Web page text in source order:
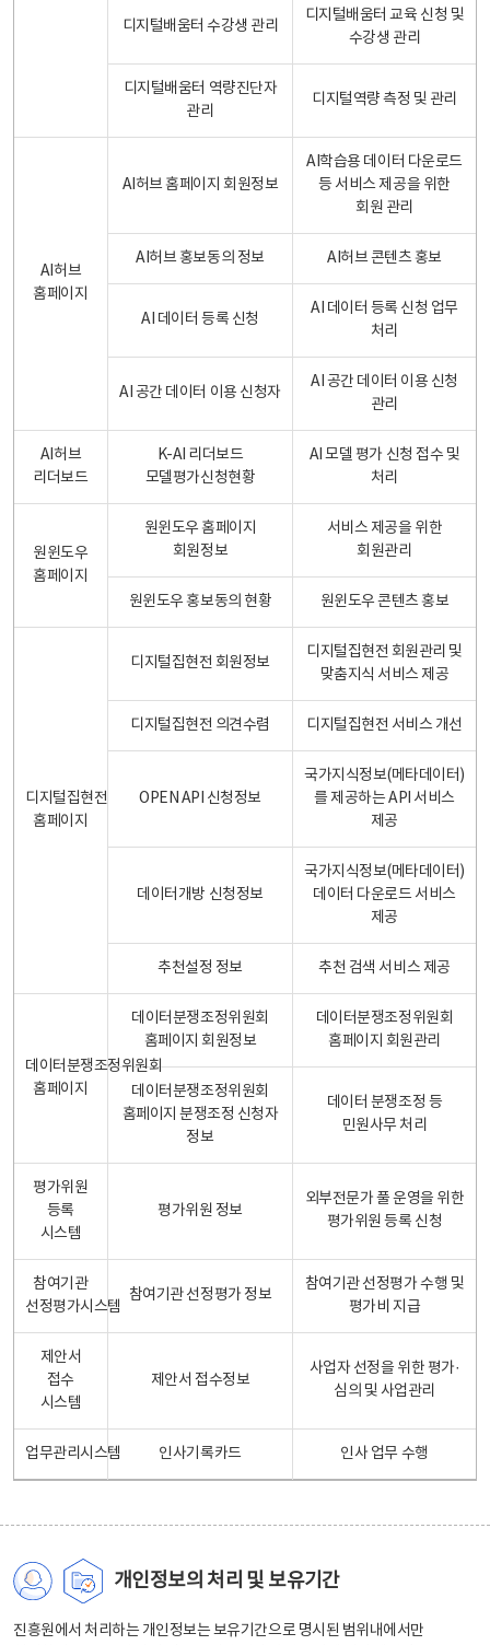
디지털배움터 수강생 관리
디지털배움터 교육 신청 및
수강생 관리
디지털배움터 역량진단자
관리
디지털역량 측정 및 관리
AI허브
홈페이지
AI허브 홈페이지 회원정보
AI학습용 데이터 다운로드
등 서비스 제공을 위한
회원 관리
AI허브 홍보동의 정보 AI허브 콘텐츠 홍보
AI 데이터 등록 신청
AI 데이터 등록 신청 업무
처리
AI 공간 데이터 이용 신청자
AI 공간 데이터 이용 신청
관리
AI허브
리더보드
K-AI 리더보드
모델평가신청현황
AI 모델 평가 신청 접수 및
처리
원윈도우
홈페이지
원윈도우 홈페이지
회원정보
서비스 제공을 위한
회원관리
원윈도우 홍보동의 현황 원윈도우 콘텐츠 홍보
디지털집현전
홈페이지
디지털집현전 회원정보
디지털집현전 회원관리 및
맞춤지식 서비스 제공
디지털집현전 의견수렴 디지털집현전 서비스 개선
OPEN API 신청정보
국가지식정보(메타데이터)
를 제공하는 API 서비스
제공
데이터개방 신청정보
국가지식정보(메타데이터)
데이터 다운로드 서비스
제공
추천설정 정보 추천 검색 서비스 제공
데이터분쟁조정위원회
홈페이지
데이터분쟁조정위원회
홈페이지 회원정보
데이터분쟁조정위원회
홈페이지 회원관리
데이터분쟁조정위원회
홈페이지 분쟁조정 신청자
정보
데이터 분쟁조정 등
민원사무 처리
평가위원
등록
시스템
평가위원 정보
외부전문가 풀 운영을 위한
평가위원 등록 신청
참여기관
선정평가시스템
참여기관 선정평가 정보
참여기관 선정평가 수행 및
평가비 지급
제안서
접수
시스템
제안서 접수정보
사업자 선정을 위한 평가·
심의 및 사업관리
업무관리시스템 인사기록카드 인사 업무 수행
개인정보의 처리 및 보유기간
진흥원에서 처리하는 개인정보는 보유기간으로 명시된 범위내에서만